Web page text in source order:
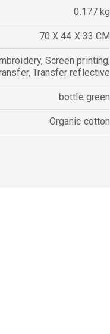
0.177 kg
70 X 44 X 33 CM
, Screen printing,
, Transfer reflective
bottle green
Organic cotton